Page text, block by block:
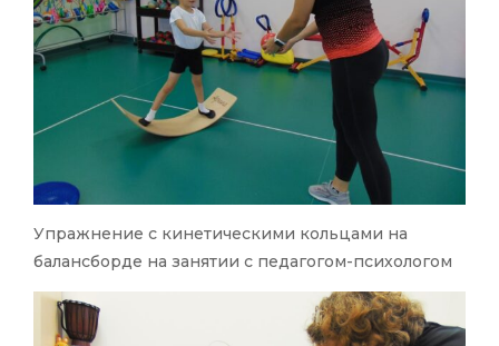
Упражнение с кинетическими кольцами на
балансборде на занятии с педагогом-психологом